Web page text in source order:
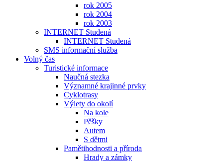
rok 2005
rok 2004
rok 2003
INTERNET Studená
INTERNET Studená
SMS informační služba
Volný čas
Turistické informace
Naučná stezka
Významné krajinné prvky
Cyklotrasy
Výlety do okolí
Na kole
Pěšky
Autem
S dětmi
Pamětihodnosti a příroda
Hrady a zámky